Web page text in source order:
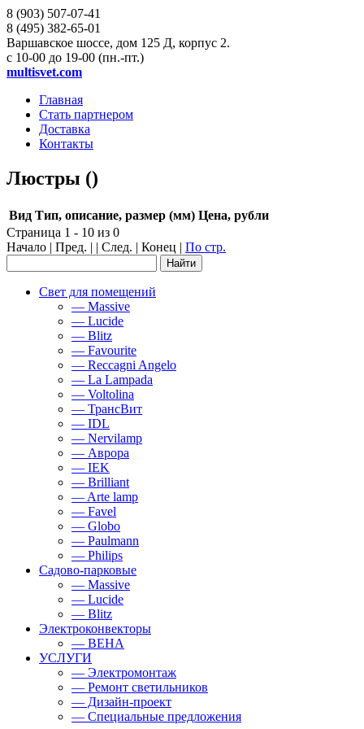
8 (903) 507-07-41
8 (495) 382-65-01
Варшавское шоссе, дом 125 Д, корпус 2.
с 10-00 до 19-00 (пн.-пт.)
multisvet.com
Главная
Стать партнером
Доставка
Контакты
Люстры ()
Вид Тип, описание, размер (мм) Цена, рубли
Страница 1 - 10 из 0
Начало | Пред. | | След. | Конец | По стр.
Свет для помещений
— Massive
— Lucide
— Blitz
— Favourite
— Reccagni Angelo
— La Lampada
— Voltolina
— ТрансВит
— IDL
— Nervilamp
— Аврора
— IEK
— Brilliant
— Arte lamp
— Favel
— Globo
— Paulmann
— Philips
Садово-парковые
— Massive
— Lucide
— Blitz
Электроконвекторы
— BEHA
УСЛУГИ
— Электромонтаж
— Ремонт светильников
— Дизайн-проект
— Специальные предложения